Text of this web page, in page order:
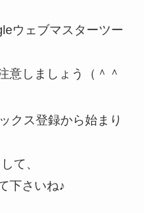
ウェブマスターツー
意しましょう（＾＾
クス登録から始まり
て、
下さいね♪